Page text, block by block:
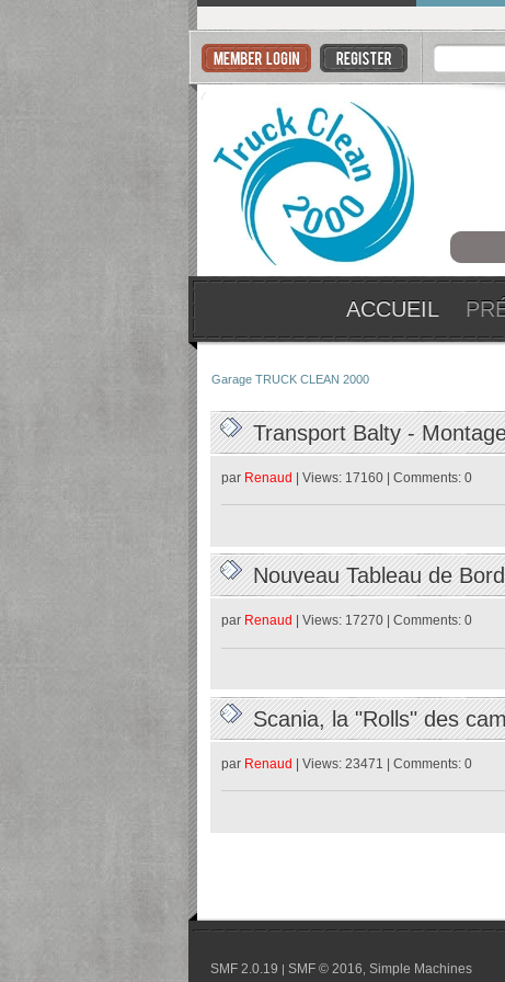
ACCUEIL
Garage TRUCK CLEAN 2000
Transport Balty -
par Renaud | Views: 17160 | Comments: 0
Nouveau Tableau de
par Renaud | Views: 17270 | Comments: 0
Scania, la "Rolls" des
par Renaud | Views: 23471 | Comments: 0
SMF 2.0.19 | SMF © 2016 Simple Machines